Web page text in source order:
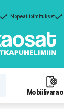
Nopeat toimitukset